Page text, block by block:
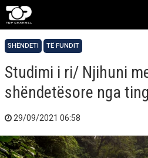
SHËNDETI TË FUNDIT
Studimi i ri/ Njihuni
shëndetësore nga
29/09/2021 06:58